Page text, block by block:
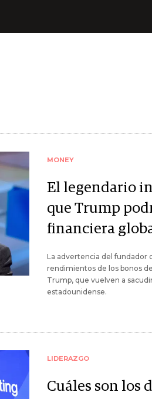
MONEY
El legendario
que Trump
financiera
La advertencia del fundador
rendimientos de los bonos
Trump, que vuelven a
estadounidense.
LIDERAZGO
Cuáles son los